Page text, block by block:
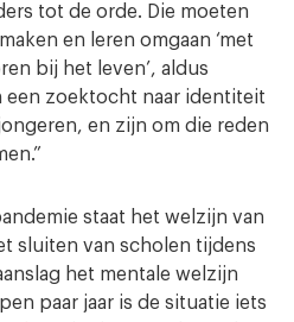
tot de orde. Die moeten
en leren omgaan ‘met
bij het leven’, aldus
een zoektocht naar identiteit
en zijn om die reden
staat het welzijn van
sluiten van scholen tijdens
het mentale welzijn
paar jaar is de situatie iets